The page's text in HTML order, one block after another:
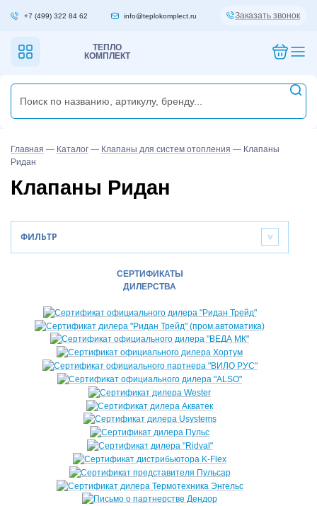
+7 (499) 322 84 62 info@teplokomplect.ru Заказать звонок
ТЕПЛО
КОМПЛЕКТ
Главная — Каталог — Клапаны для систем отопления — Клапаны
Ридан
Клапаны Ридан
ФИЛЬТР >
СЕРТИФИКАТЫ
ДИЛЕРСТВА